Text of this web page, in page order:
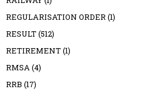
REGULARISATION ORDER(1)
RESULT(512)
RETIREMENT(1)
RMSA(4)
RRB (17)